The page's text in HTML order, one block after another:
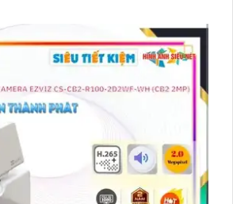
phát hiện thông minh và cảnh báo
phù hợp cho công trình kho hàng,